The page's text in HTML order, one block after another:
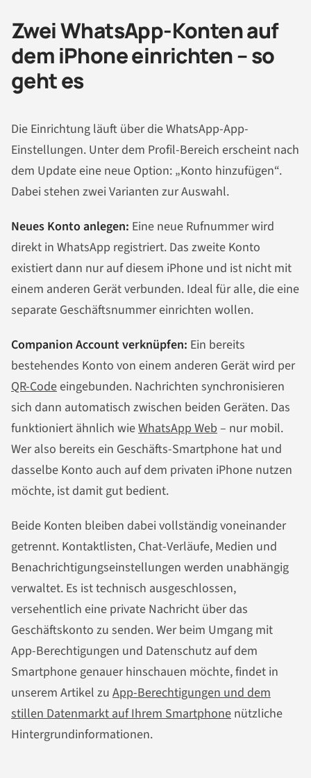
Zwei WhatsApp-Konten auf
dem iPhone einrichten – so
geht es
Die Einrichtung läuft über die WhatsApp-App-
Einstellungen. Unter dem Profil-Bereich erscheint nach
dem Update eine neue Option: „Konto hinzufügen“.
Dabei stehen zwei Varianten zur Auswahl.
Neues Konto anlegen: Eine neue Rufnummer wird
direkt in WhatsApp registriert. Das zweite Konto
existiert dann nur auf diesem iPhone und ist nicht mit
einem anderen Gerät verbunden. Ideal für alle, die eine
separate Geschäftsnummer einrichten wollen.
Companion Account verknüpfen: Ein bereits
bestehendes Konto von einem anderen Gerät wird per
QR-Codeeingebunden. Nachrichten synchronisieren
sich dann automatisch zwischen beiden Geräten. Das
funktioniert ähnlich wieWhatsApp Web – nur mobil.
Wer also bereits ein Geschäfts-Smartphone hat und
dasselbe Konto auch auf dem privaten iPhone nutzen
möchte, ist damit gut bedient.
Beide Konten bleiben dabei vollständig voneinander
getrennt. Kontaktlisten, Chat-Verläufe, Medien und
Benachrichtigungseinstellungen werden unabhängig
verwaltet. Es ist technisch ausgeschlossen,
versehentlich eine private Nachricht über das
Geschäftskonto zu senden. Wer beim Umgang mit
App-Berechtigungen und Datenschutz auf dem
Smartphone genauer hinschauen möchte, findet in
unserem Artikel zu App-Berechtigungen und dem
stillen Datenmarkt auf Ihrem Smartphone nützliche
Hintergrundinformationen.